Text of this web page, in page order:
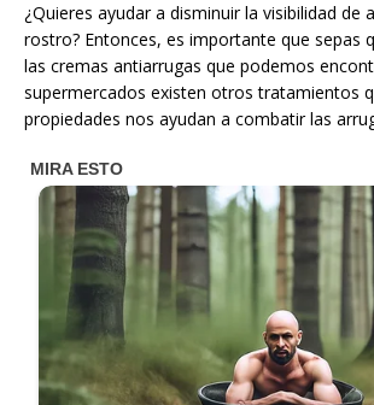
¿Quieres ayudar a disminuir la visibilidad de
rostro? Entonces, es importante que sepas
las cremas antiarrugas que podemos
supermercados existen otros tratamientos
propiedades nos ayudan a combatir las